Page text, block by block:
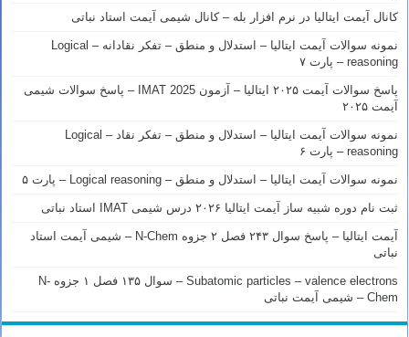
کانال آیمت ایتالیا در نرم افزار بله – کانال شیمی آیمت استاد نباتی
نمونه سوالات آیمت ایتالیا – استدلال و منطق – تفکر نقادانه – Logical
reasoning – پارت ۷
پاسخ سوالات آیمت ۲۰۲۵ ایتالیا – آزمون IMAT 2025 – پاسخ سوالات شیمی
آیمت ۲۰۲۵
نمونه سوالات آیمت ایتالیا – استدلال و منطق – تفکر نقاد – Logical
reasoning – پارت ۶
نمونه سوالات آیمت ایتالیا – استدلال و منطق – Logical reasoning – پارت ۵
ثبت نام دوره شبیه ساز آیمت ایتالیا ۲۰۲۶ درس شیمی IMAT استاد نباتی
آیمت ایتالیا – پاسخ سوال ۲۴۳ فصل ۲ جزوه N-Chem – شیمی آیمت استاد
نباتی
Subatomic particles – valence electrons – سوال ۱۳۵ فصل ۱ جزوه N-
Chem – شیمی آیمت نباتی